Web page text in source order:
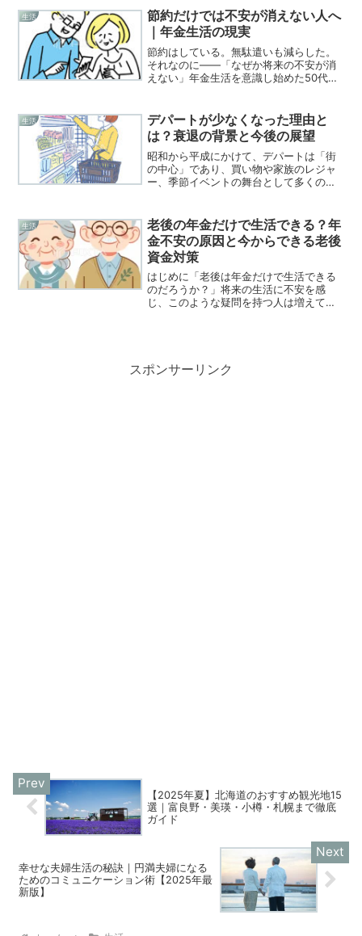
も数多くの販売されております。このサ
イトでは、ミネラルウォータ...
生活
節約だけでは不安が消えない人へ
｜年金生活の現実
節約はしている。無駄遣いも減らした。
それなのに――「なぜか将来の不安が消
えない」年金生活を意識し始めた50代・
消えない本当の理由と、年金生活の現実
的な考え方を、正直に...
生活
デパートが少なくなった理由と
は？衰退の背景と今後の展望
昭和から平成にかけて、デパートは「街
の中心」であり、買い物や家族のレジャ
ー、季節イベントの舞台として多くの
つつあります。なぜデパートは少なくな
ったのでしょうか？本記事で...
生活
老後の年金だけで生活できる？年
金不安の原因と今からできる老後
資金対策
はじめに「老後は年金だけで生活できる
のだろうか？」将来の生活に不安を感
じ、このような疑問を持つ人は増えてい
スポンサーリンク
【2025年夏】北海道のおすすめ観光地15
選｜富良野・美瑛・小樽・札幌まで徹底
ガイド
幸せな夫婦生活の秘訣｜円満夫婦になる
ためのコミュニケーション術【2025年最
新版】